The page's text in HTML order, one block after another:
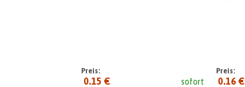
sofort
Preis:
0.15 €
Preis:
0.16 €